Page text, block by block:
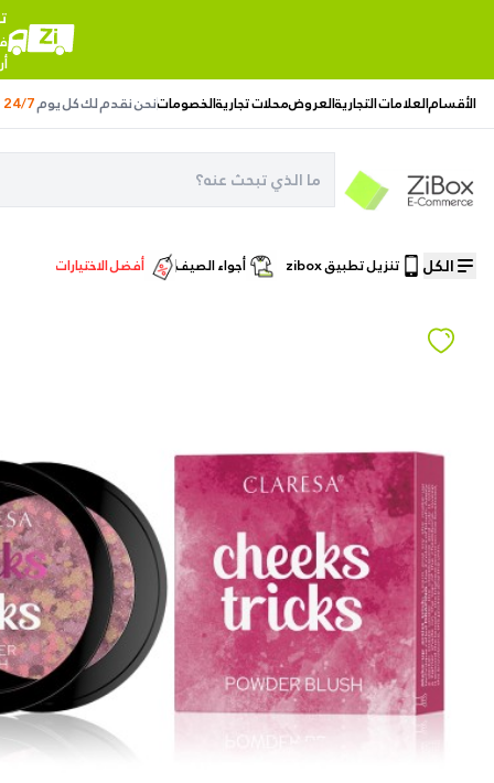
الأقسامالعلامات التجاريةالعروضمحلات تجاريةالخصوماتنحن نقدم لككل يوم24/7
الكل تنزيل تطبيق zibox أجواء الصيف أفضل الاختيارات
الصفحة الرئيسية /مستحضرات التجميل